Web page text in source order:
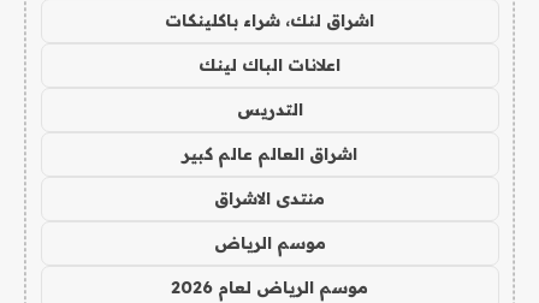
اشراق لنك، شراء باكلينكات
اعلانات الباك لينك
التدريس
اشراق العالم عالم كبير
منتدى الاشراق
موسم الرياض
موسم الرياض لعام 2026